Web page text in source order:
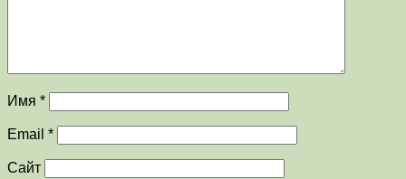
Имя *
Email *
Сайт